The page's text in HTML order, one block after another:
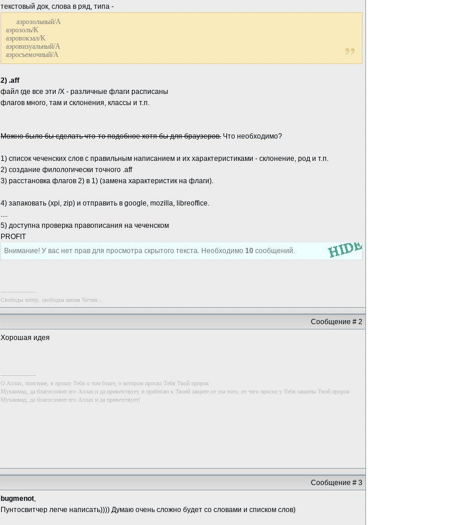
текстовый док, слова в ряд, типа -
аэрозольный/A
аэрозоль/K
аэровокзал/K
аэровизуальный/A
аэросъемочный/A
2) .aff
файл где все эти /Х - различные флаги расписаны
флагов много, там и склонения, классы и т.п.
Можно было бы сделать что-то подобное хотя бы для браузеров. Что необходимо?
1) список чеченских слов с правильным написанием и их характеристиками - склонение, род и т.п.
2) создание филологически точного .aff
3) расстановка флагов 2) в 1) (замена характеристик на флаги).
4) запаковать (xpi, zip) и отправить в google, mozilla, libreoffice.
....
5) доступна проверка правописания на чеченском
PROFIT
Внимание! У вас нет прав для просмотра скрытого текста. Необходимо 10 сообщений.
--------------------
Свободы ветер, свободна милая Чечня...
Сообщение # 2
Хорошая идея
--------------------
О Аллах, поистине, я прошу Тебя о том благе, о котором просил Тебя Твой пророк
Мухаммад, да благословит его Аллах и да приветствует, и прибегаю к Твоей защите от зла того, от чего просил у Тебя защиты Твой пророк
Мухаммад, да благословит его Аллах и да приветствует!
Сообщение # 3
bugmenot,
Пунтосвитчер легче написать)))) Думаю очень сложно будет со словами и списком слов)